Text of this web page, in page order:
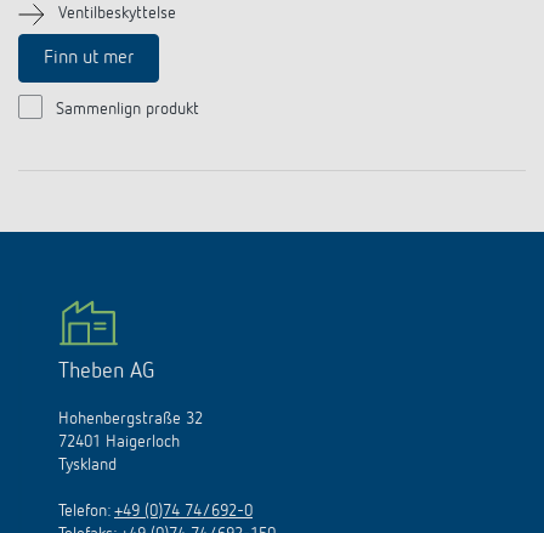
Ventilbeskyttelse
Finn ut mer
Sammenlign produkt
Theben AG
Hohenbergstraße 32
72401 Haigerloch
Tyskland
Telefon: +49 (0)74 74/692-0